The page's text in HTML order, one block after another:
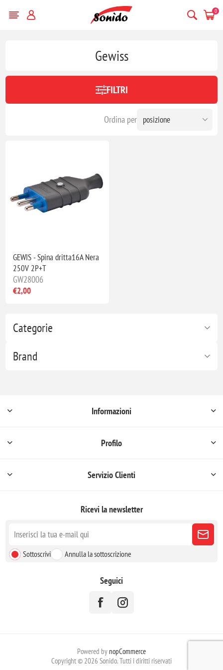
0
Categorie
Brand
Gewiss
FILTRI
Ordina per
GEWIS - Spina dritta16A Nera
250V 2P+T
GW28006
€2,00
Informazioni
Profilo
Servizio Clienti
Ricevi la newsletter
Sottoscrivi Annulla la sottoscrizione
Seguici
Powered by nopCommerce
Copyright © 2026 Sonido. Tutti i diritti riservati